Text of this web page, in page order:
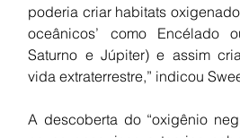
poderia criar habitats
oceânicos’ como Encélado
Saturno e Júpiter) e assim
vida extraterrestre,” indicou
A descoberta do “oxigênio